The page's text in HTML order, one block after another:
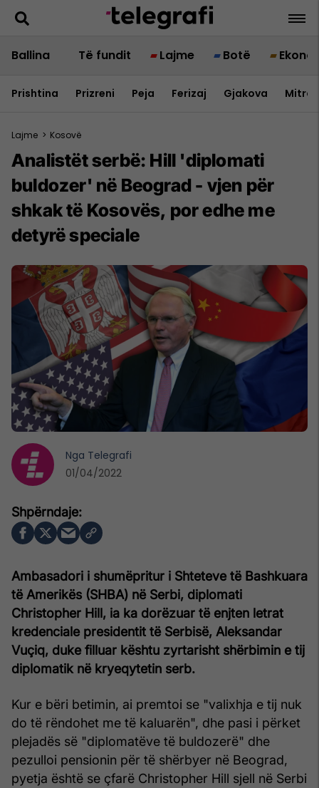
Ballina Të fundit Lajme Botë
Prishtina Prizreni Peja Ferizaj Gjakova
Lajme > Kosovë
Analistët serbë: Hill 'diplomati
buldozer' në Beograd - vjen për
shkak të Kosovës, por edhe me
detyrë speciale
Ambasadori i shumëpritur i Shteteve të Bashkuara
të Amerikës (SHBA) në Serbi, diplomati
Christopher Hill, ia ka dorëzuar të enjten letrat
kredenciale presidentit të Serbisë, Aleksandar
Vuçiq, duke filluar kështu zyrtarisht shërbimin e tij
diplomatik në kryeqytetin serb.
Kur e bëri betimin, ai premtoi se "valixhja e tij nuk
do të rëndohet me të kaluarën", dhe pasi i përket
plejadës së "diplomatëve të buldozerë" dhe
pezulloi pensionin për të shërbyer në Beograd,
pyetja është se çfarë Christopher Hill sjell në Serbi
Nga Telegrafi
01/04/2022